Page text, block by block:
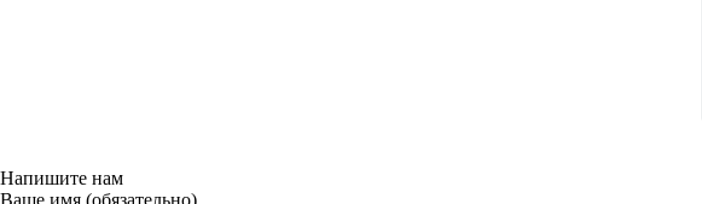
Напишите нам
Ваше имя (обязательно)